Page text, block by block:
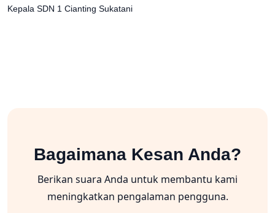
Kepala SDN 1 Cianting Sukatani
Bagaimana Kesan Anda?
Berikan suara Anda untuk membantu kami
meningkatkan pengalaman pengguna.